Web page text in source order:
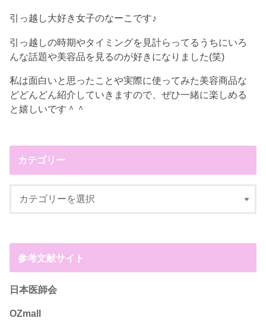
引っ越し大好き女子のなーこです♪
引っ越しの時期やタイミングを見計らってるうちにいろ
んな話題や美容品を見るのが好きになりました(笑)
私は面白いと思ったことや実際に使ってみた美容商品な
どどんどん紹介していきますので、ぜひ一緒に楽しめる
と嬉しいです＾＾
カテゴリー
参考文献サイト
日本医師会
OZmall